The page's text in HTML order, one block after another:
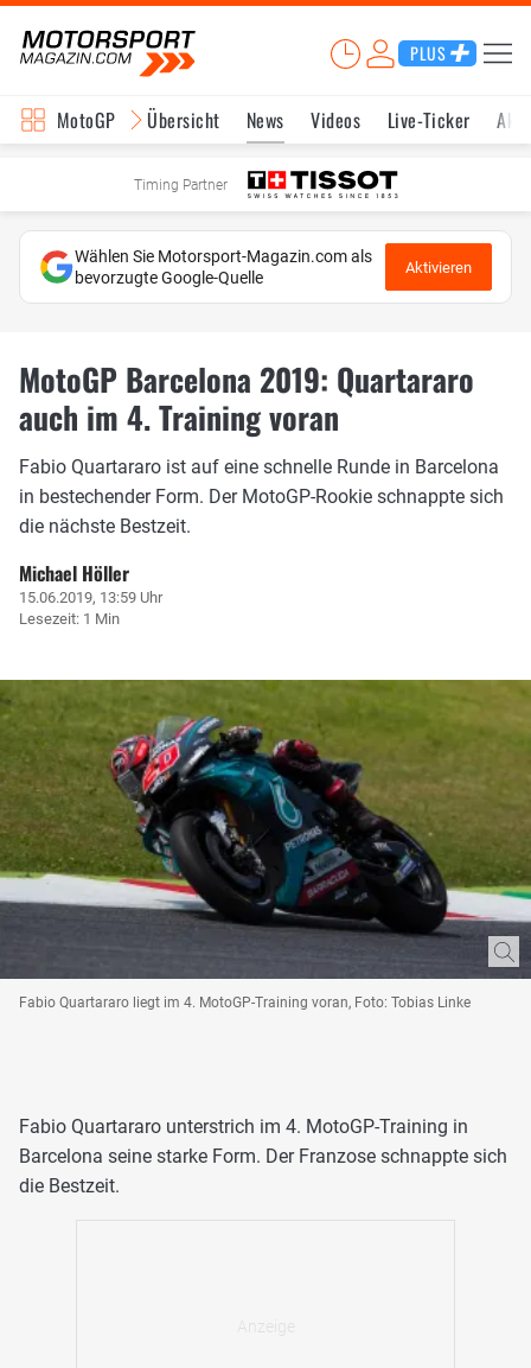
PLUS
MotoGP Übersicht News Videos Live-Ticker
Timing Partner
Wählen Sie Motorsport-Magazin.com als
bevorzugte Google-Quelle
Aktivieren
MotoGP Barcelona 2019: Quartararo
auch im 4. Training voran
Fabio Quartararo ist auf eine schnelle Runde in Barcelona
in bestechender Form. Der MotoGP-Rookie schnappte sich
die nächste Bestzeit.
Michael Höller
15.06.2019, 13:59 Uhr
Lesezeit: 1 Min
Fabio Quartararo liegt im 4. MotoGP-Training voran, Foto: Tobias Linke
Fabio Quartararo unterstrich im 4. MotoGP-Training in
Barcelona seine starke Form. Der Franzose schnappte sich
die Bestzeit.